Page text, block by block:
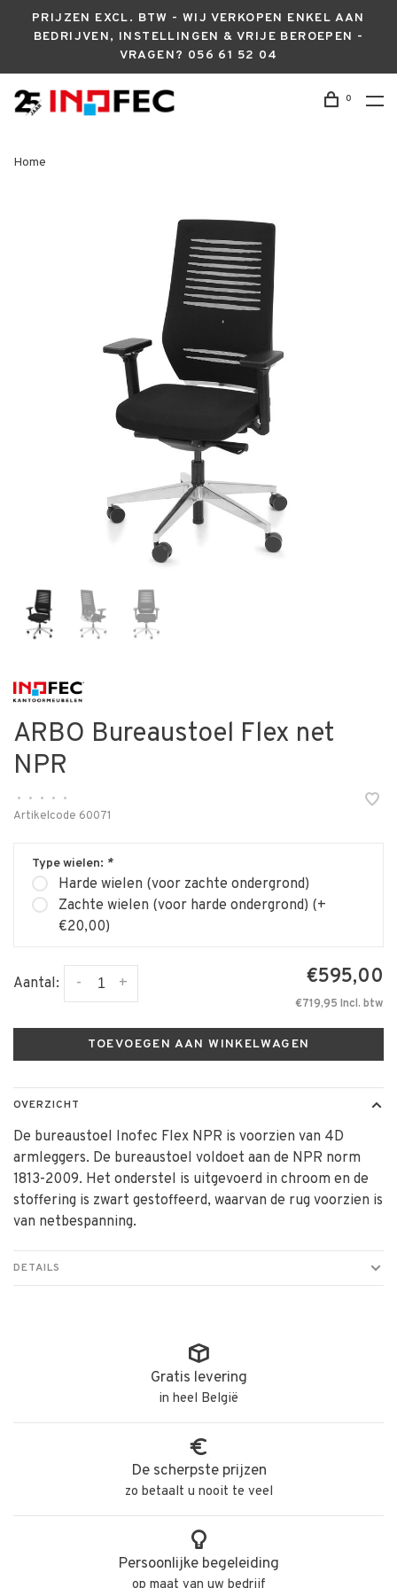
PRIJZEN EXCL. BTW - WIJ VERKOPEN ENKEL AAN
BEDRIJVEN, INSTELLINGEN & VRIJE BEROEPEN -
VRAGEN? 056 61 52 04
0
Home
ARBO Bureaustoel Flex net
NPR
• • • •
•
Artikelcode 60071
Type wielen: *
Harde wielen (voor zachte ondergrond)
Zachte wielen (voor harde ondergrond) (+
€20,00)
Aantal: +
- €595,00
€719,95 Incl. btw
TOEVOEGEN AAN WINKELWAGEN
OVERZICHT
De bureaustoel Inofec Flex NPR is voorzien van 4D
armleggers. De bureaustoel voldoet aan de NPR norm
1813-2009. Het onderstel is uitgevoerd in chroom en de
stoffering is zwart gestoffeerd, waarvan de rug voorzien is
van netbespanning.
DETAILS
Gratis levering
in heel België
De scherpste prijzen
zo betaalt u nooit te veel
Persoonlijke begeleiding